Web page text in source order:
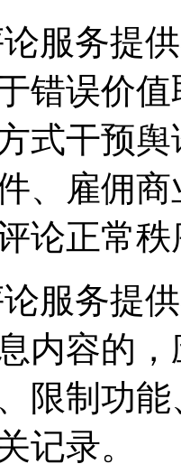
服务提
错误价
式干预
、雇佣
论正常
服务提
内容的
限制功
记录。